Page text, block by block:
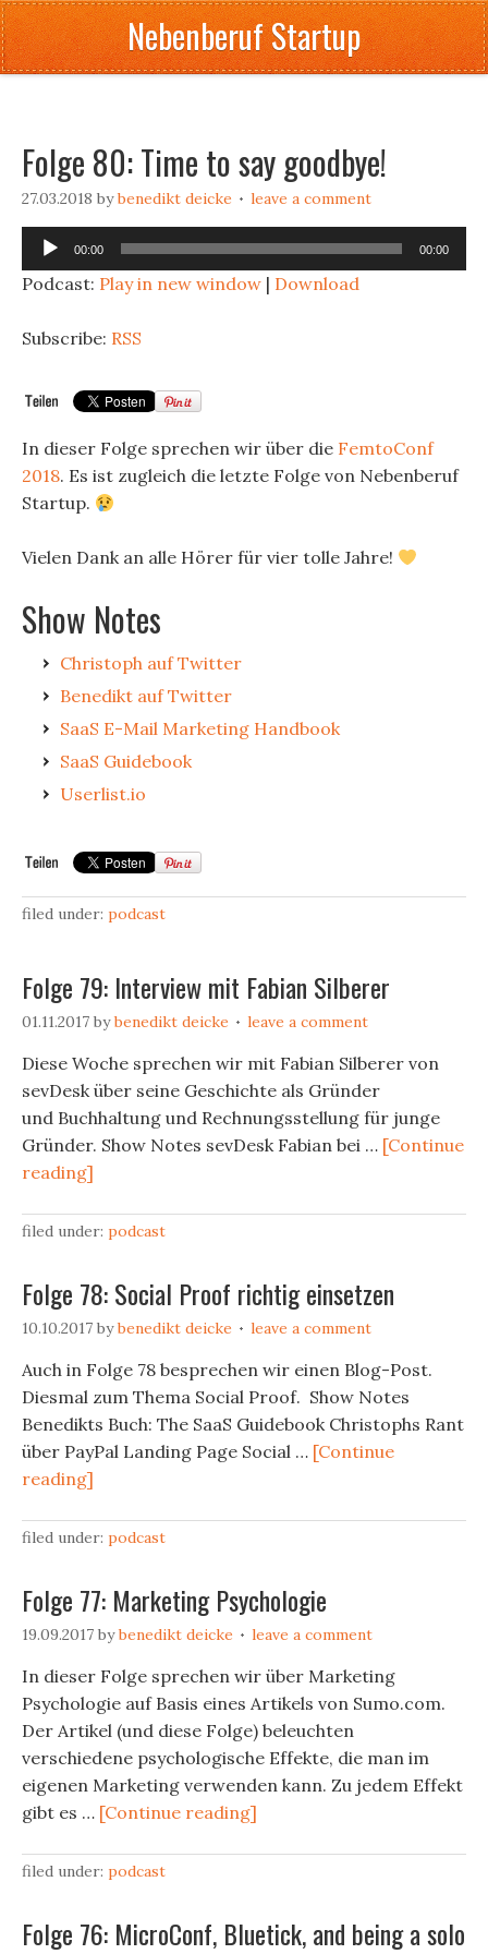
Nebenberuf Startup
Folge 80: Time to say goodbye!
27.03.2018 bybenedikt deicke leave a comment
Audio
Player
00:00 00:00
Podcast: Play in new window | Download
Subscribe: RSS
In dieser Folge sprechen wir über die FemtoConf
2018. Es ist zugleich die letzte Folge von Nebenberuf
Startup.
Vielen Dank an alle Hörer für vier tolle Jahre!
Show Notes
Christoph auf Twitter
Benedikt auf Twitter
SaaS E-Mail Marketing Handbook
SaaS Guidebook
Userlist.io
filed under: podcast
Folge 79: Interview mit Fabian Silberer
01.11.2017 bybenedikt deicke leave a comment
Diese Woche sprechen wir mit Fabian Silberer von
sevDesk über seine Geschichte als Gründer
und Buchhaltung und Rechnungsstellung für junge
Gründer. Show Notes sevDesk Fabian bei … [Continue
reading]
filed under: podcast
Folge 78: Social Proof richtig einsetzen
10.10.2017 bybenedikt deicke leave a comment
Auch in Folge 78 besprechen wir einen Blog-Post.
Diesmal zum Thema Social Proof. Show Notes
Benedikts Buch: The SaaS Guidebook Christophs Rant
über PayPal Landing Page Social … [Continue
reading]
filed under: podcast
Folge 77: Marketing Psychologie
19.09.2017 bybenedikt deicke leave a comment
In dieser Folge sprechen wir über Marketing
Psychologie auf Basis eines Artikels von Sumo.com.
Der Artikel (und diese Folge) beleuchten
verschiedene psychologische Effekte, die man im
eigenen Marketing verwenden kann. Zu jedem Effekt
gibt es … [Continue reading]
filed under: podcast
Folge 76: MicroConf, Bluetick, and being a solo